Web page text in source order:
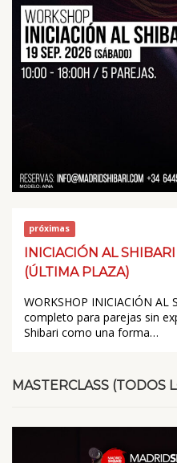
próximas
INICIACIÓN AL
(ÚLTIMA PLAZA)
WORKSHOP INICIACIÓN AL
completo para parejas sin
Shibari como una forma…
MASTERCLASS (TODOS